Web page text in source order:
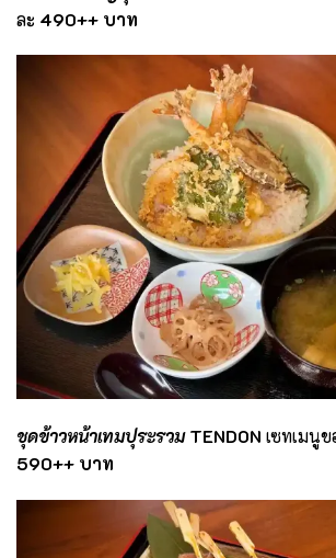
ละ 490++ บาท
ชุดข้าวหน้าเทมปุระรวม TENDON เซทเมนู
590++ บาท